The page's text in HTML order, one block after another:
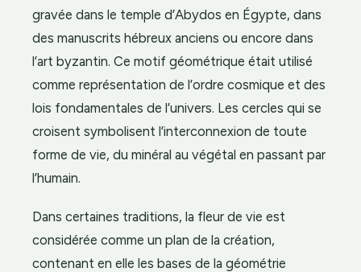
gravée dans le temple d’Abydos en Égypte, dans
des manuscrits hébreux anciens ou encore dans
l’art byzantin. Ce motif géométrique était utilisé
comme représentation de l’ordre cosmique et des
lois fondamentales de l’univers. Les cercles qui se
croisent symbolisent l’interconnexion de toute
forme de vie, du minéral au végétal en passant par
l’humain.
Dans certaines traditions, la fleur de vie est
considérée comme un plan de la création,
contenant en elle les bases de la géométrie